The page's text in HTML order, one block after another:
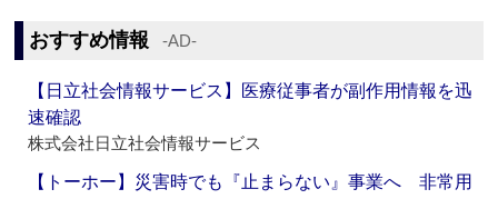
おすすめ情報 ‐AD‐
【日立社会情報サービス】医療従事者が副作用情報を迅
速確認
株式会社日立社会情報サービス
【トーホー】災害時でも『止まらない』事業へ 非常用